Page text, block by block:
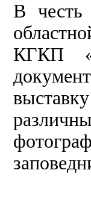
В честь
КГКП